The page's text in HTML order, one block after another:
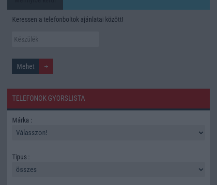
Keressen a telefonboltok ajánlatai között!
TELEFONOK GYORSLISTA
Márka :
Tipus :